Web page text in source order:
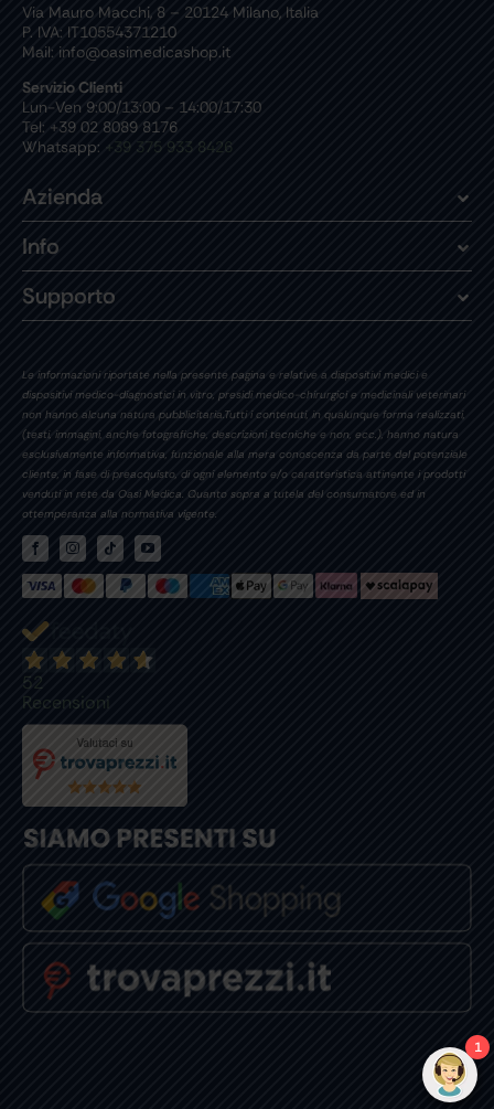
Via Mauro Macchi, 8 – 20124 Milano, Italia
P. IVA: IT10554371210
Mail: info@oasimedicashop.it
Servizio Clienti
Lun-Ven 9:00/13:00 – 14:00/17:30
Tel: +39 02 8089 8176
Whatsapp: +39 375 933 8426
Azienda
Info
Supporto
Le informazioni riportate nella presente pagina e relative a dispositivi medici e
dispositivi medico-diagnostici in vitro, presidi medico-chirurgici e medicinali veterinari
non hanno alcuna natura pubblicitaria.Tutti i contenuti, in qualunque forma realizzati,
(testi, immagini, anche fotografiche, descrizioni tecniche e non, ecc.), hanno natura
esclusivamente informativa, funzionale alla mera conoscenza da parte del potenziale
cliente, in fase di preacquisto, di ogni elemento e/o caratteristica attinente i prodotti
venduti in rete da Oasi Medica. Quanto sopra a tutela del consumatore ed in
ottemperanza alla normativa vigente.
52
Recensioni
1